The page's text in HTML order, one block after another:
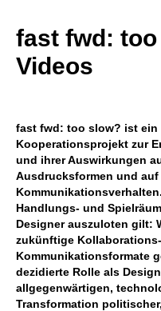
fast fwd:
Videos
fast fwd: too slow? ist
Kooperationsprojekt zur
und ihrer Auswirkungen
Ausdrucksformen und auf
Handlungs- und
Designer auszuloten gilt:
zukünftige
Kommunikationsformate
dezidierte Rolle als
allgegenwärtigen,
Transformation